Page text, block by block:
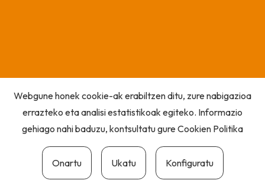
Webgune honek cookie-ak erabiltzen ditu, zure nabigazioa
errazteko eta analisi estatistikoak egiteko. Informazio
gehiago nahi baduzu, kontsultatu gureCookien Politika
Onartu Ukatu Konfiguratu